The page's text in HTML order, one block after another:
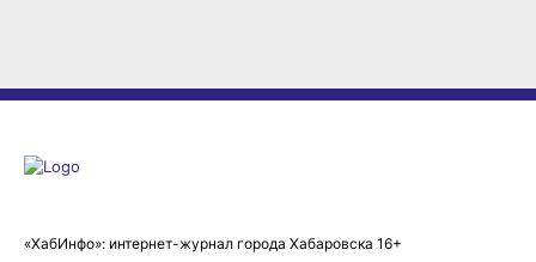
«ХабИнфо»: интернет-журнал города Хабаровска 16+